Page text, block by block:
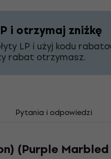
i otrzymaj zniżkę
LP i użyj kodu
rabat otrzymasz.
Pytania i odpowiedzi
(Purple